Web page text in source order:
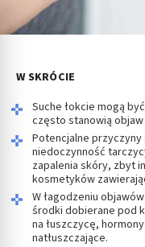
W SKRÓCIE
Suche łokcie mogą
często stanowią
Potencjalne przyczyny
niedoczynność
zapalenia skóry, zbyt
kosmetyków
W łagodzeniu
środki dobierane pod
na łuszczycę,
natłuszczające.